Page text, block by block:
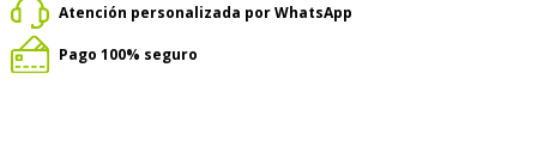
Atención personalizada por WhatsApp
Pago 100% seguro